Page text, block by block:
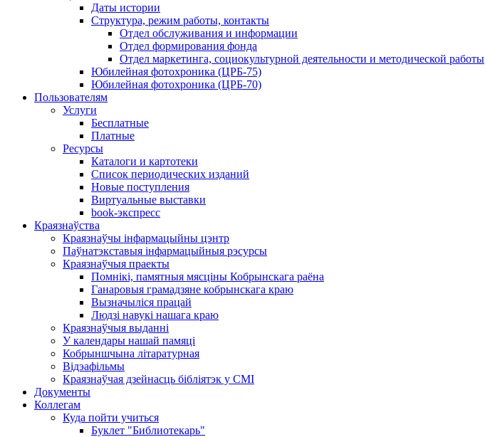
Даты истории
Структура, режим работы, контакты
Отдел обслуживания и информации
Отдел формирования фонда
Отдел маркетинга, социокультурной деятельности и методической работы
Юбилейная фотохроника (ЦРБ-75)
Юбилейная фотохроника (ЦРБ-70)
Пользователям
Услуги
Бесплатные
Платные
Ресурсы
Каталоги и картотеки
Список периодических изданий
Новые поступления
Виртуальные выставки
book-экспресс
Краязнаўства
Краязнаўчы інфармацыйны цэнтр
Паўнатэкставыя інфармацыйныя рэсурсы
Краязнаўчыя праекты
Помнікі, памятныя мясціны Кобрынскага раёна
Ганаровыя грамадзяне кобрынскага краю
Вызначыліся працай
Людзі навукі нашага краю
Краязнаўчыя выданні
У календары нашай памяці
Кобрыншчына літаратурная
Відэафільмы
Краязнаўчая дзейнасць бібліятэк у СМІ
Документы
Коллегам
Куда пойти учиться
Буклет "Библиотекарь"